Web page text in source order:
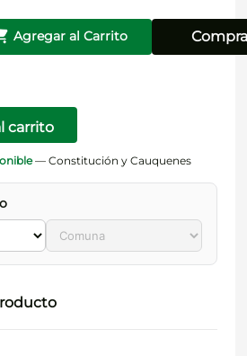
Agregar al Carrito
carrito
— Constitución y Cauquenes